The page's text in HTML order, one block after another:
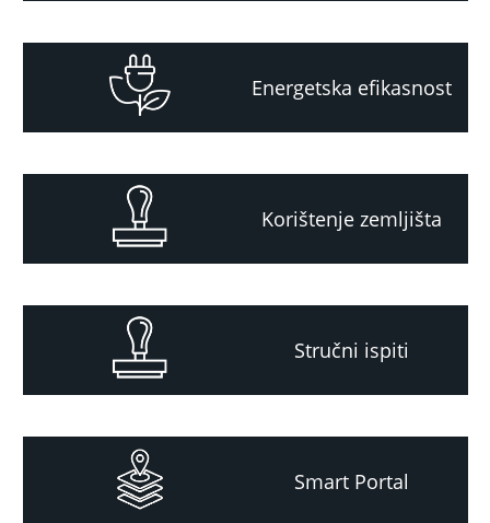
Energetska efikasnost
Korištenje zemljišta
Stručni ispiti
Smart Portal